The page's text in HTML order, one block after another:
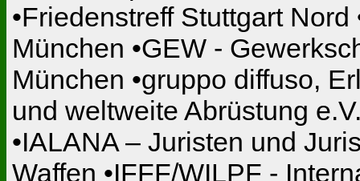
•Friedenstreff Stuttgart
München •GEW -
München •gruppo diffuso,
und weltweite Abrüstung
•IALANA – Juristen und
Waffen •IFFF/WILPF -